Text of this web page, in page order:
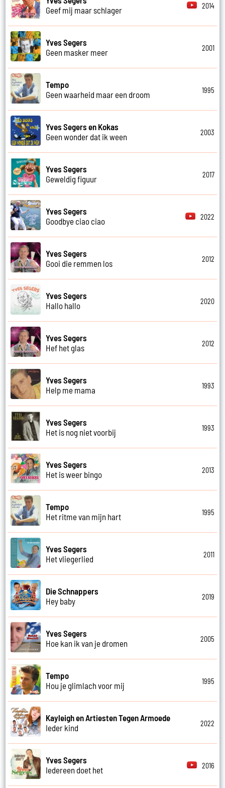
Geef mij maar schlager
2014
Yves Segers
Geen masker meer
2001
Tempo
Geen waarheid maar een droom
1995
Yves Segers en Kokas
Geen wonder dat ik ween
2003
Yves Segers
Geweldig figuur
2017
Yves Segers
Goodbye ciao ciao
2022
Yves Segers
Gooi die remmen los
2012
Yves Segers
Hallo hallo
2020
Yves Segers
Hef het glas
2012
Yves Segers
Help me mama
1993
Yves Segers
Het is nog niet voorbij
1993
Yves Segers
Het is weer bingo
2013
Tempo
Het ritme van mijn hart
1995
Yves Segers
Het vliegerlied
2011
Die Schnappers
Hey baby
2019
Yves Segers
Hoe kan ik van je dromen
2005
Tempo
Hou je glimlach voor mij
1995
Kayleigh en Artiesten Tegen Armoede
Ieder kind
2022
Yves Segers
Iedereen doet het
2016